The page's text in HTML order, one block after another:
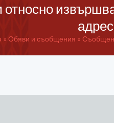
адрес
Обяви и съобщения